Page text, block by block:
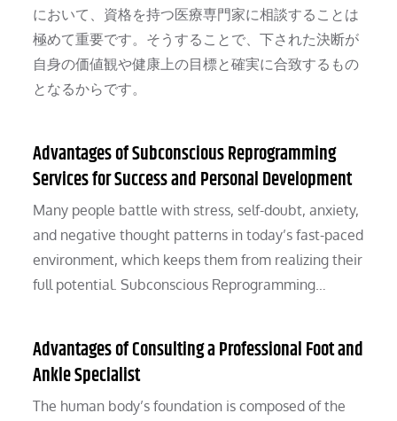
において、資格を持つ医療専門家に相談することは
極めて重要です。そうすることで、下された決断が
自身の価値観や健康上の目標と確実に合致するもの
となるからです。
Advantages of Subconscious Reprogramming
Services for Success and Personal Development
Many people battle with stress, self-doubt, anxiety,
and negative thought patterns in today’s fast-paced
environment, which keeps them from realizing their
full potential. Subconscious Reprogramming…
Advantages of Consulting a Professional Foot and
Ankle Specialist
The human body’s foundation is composed of the